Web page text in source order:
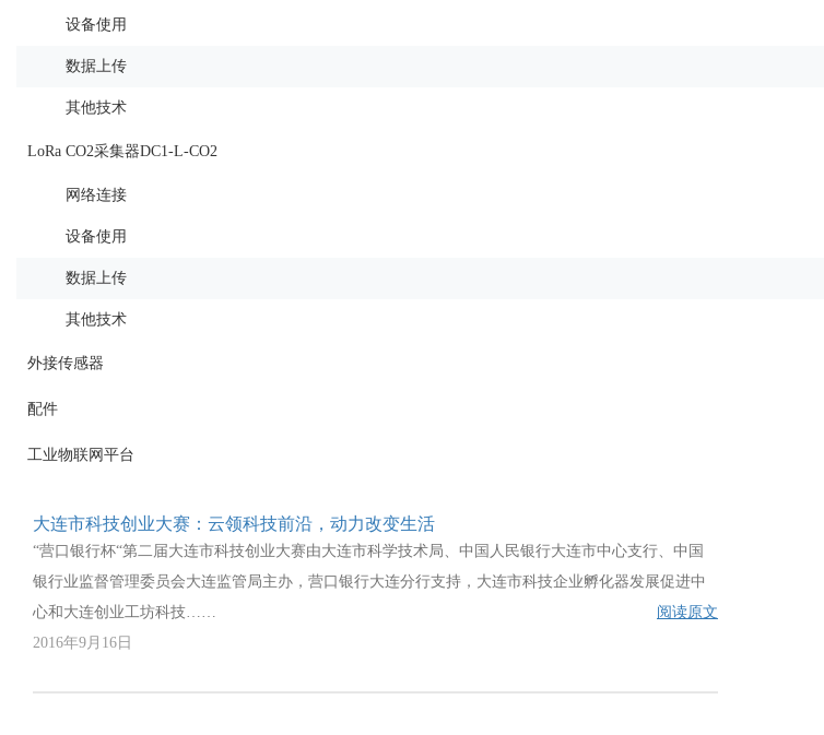
设备使用
数据上传
其他技术
LoRa CO2采集器DC1-L-CO2
网络连接
设备使用
数据上传
其他技术
外接传感器
配件
工业物联网平台
大连市科技创业大赛：云领科技前沿，动力改变生活
“营口银行杯“第二届大连市科技创业大赛由大连市科学技术局、中国人民银行大连市中心支行、中国
银行业监督管理委员会大连监管局主办，营口银行大连分行支持，大连市科技企业孵化器发展促进中
心和大连创业工坊科技……
阅读原文
2016年9月16日